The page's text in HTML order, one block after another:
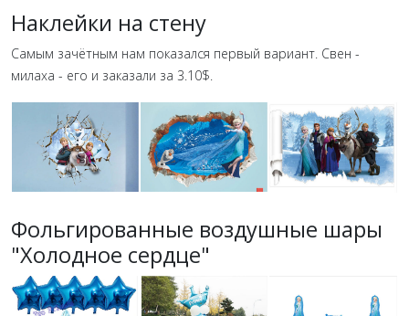
Наклейки на стену
Самым зачётным нам показался первый вариант. Свен -
милаха - его и заказали за 3.10$.
Фольгированные воздушные шары
"Холодное сердце"